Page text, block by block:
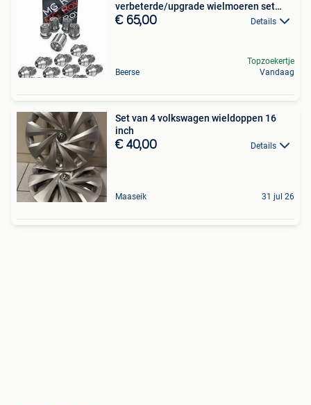
verbeterde/upgrade wielmoeren set
nieuw
€ 65,00 Details
Beerse
Topzoekertje
Vandaag
Set van 4 volkswagen wieldoppen 16
inch
€ 40,00 Details
Maaseik 31 jul 26